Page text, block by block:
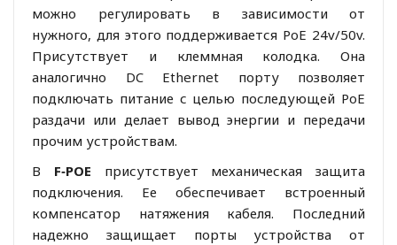
можно регулировать в зависимости от
нужного, для этого поддерживается PoE 24v/50v.
Присутствует и клеммная колодка. Она
аналогично DC Ethernet порту позволяет
подключать питание с целью последующей PoE
раздачи или делает вывод энергии и передачи
прочим устройствам.
В F‑POE присутствует механическая защита
подключения. Ее обеспечивает встроенный
компенсатор натяжения кабеля. Последний
надежно защищает порты устройства от